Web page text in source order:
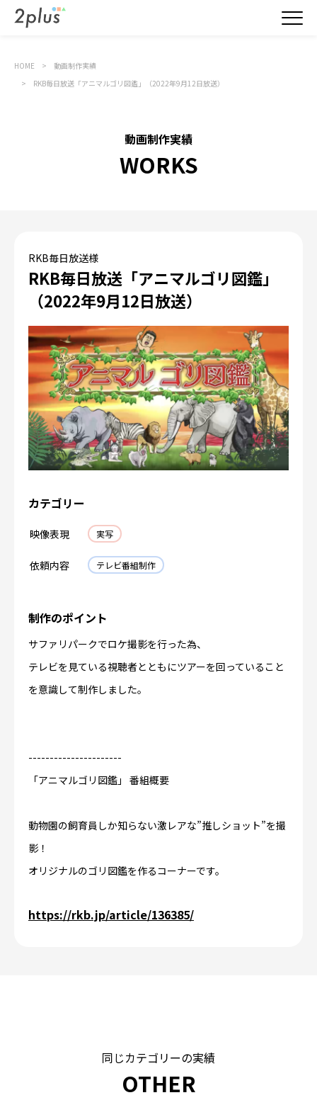
HOME
動画制作実績
RKB毎日放送「アニマルゴリ図鑑」（2022年9月12日放送）
動画制作実績
WORKS
RKB毎日放送様
RKB毎日放送「アニマルゴリ図鑑」
（2022年9月12日放送）
カテゴリー
映像表現 実写
依頼内容 テレビ番組制作
制作のポイント
サファリパークでロケ撮影を行った為、
テレビを見ている視聴者とともにツアーを回っていること
を意識して制作しました。
----------------------
「アニマルゴリ図鑑」 番組概要
動物園の飼育員しか知らない激レアな”推しショット”を撮
影！
オリジナルのゴリ図鑑を作るコーナーです。
https://rkb.jp/article/136385/
同じカテゴリーの実績
OTHER